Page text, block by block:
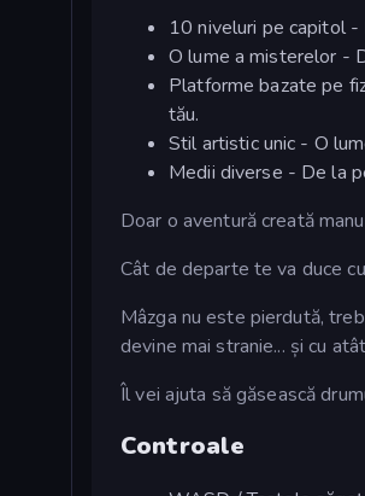
10 niveluri pe capitol -
O lume a misterelor -
Platforme bazate pe
tău.
Stil artistic unic - O
Medii diverse - De la
Doar o aventură creată
Cât de departe te va duce
Mâzga nu este pierdută,
devine mai stranie... și cu
Îl vei ajuta să găsească
Controale